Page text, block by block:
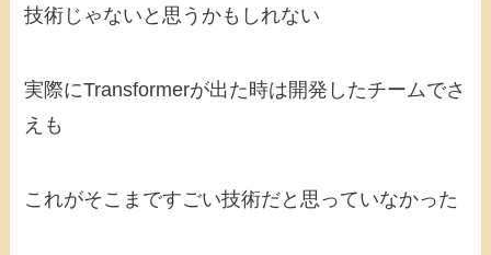
技術じゃないと思うかもしれない
実際にTransformerが出た時は開発したチームでさ
えも
これがそこまですごい技術だと思っていなかった